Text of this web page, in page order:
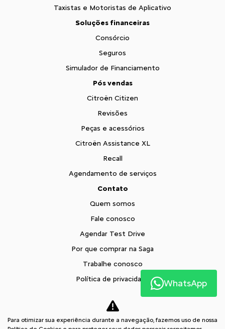
Taxistas e Motoristas de Aplicativo
Soluções financeiras
Consórcio
Seguros
Simulador de Financiamento
Pós vendas
Citroën Citizen
Revisões
Peças e acessórios
Citroën Assistance XL
Recall
Agendamento de serviços
Contato
Quem somos
Fale conosco
Agendar Test Drive
Por que comprar na Saga
Trabalhe conosco
Política de privacidade
Blog
Comparativo
WhatsApp
Para otimizar sua experiência durante a navegação, fazemos uso de nossa